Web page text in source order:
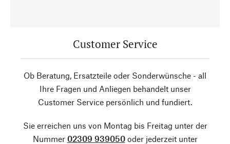
Customer Service
Ob Beratung, Ersatzteile oder Sonderwünsche - all
Ihre Fragen und Anliegen behandelt unser
Customer Service persönlich und fundiert.
Sie erreichen uns von Montag bis Freitag unter der
Nummer 02309 939050oder jederzeit unter